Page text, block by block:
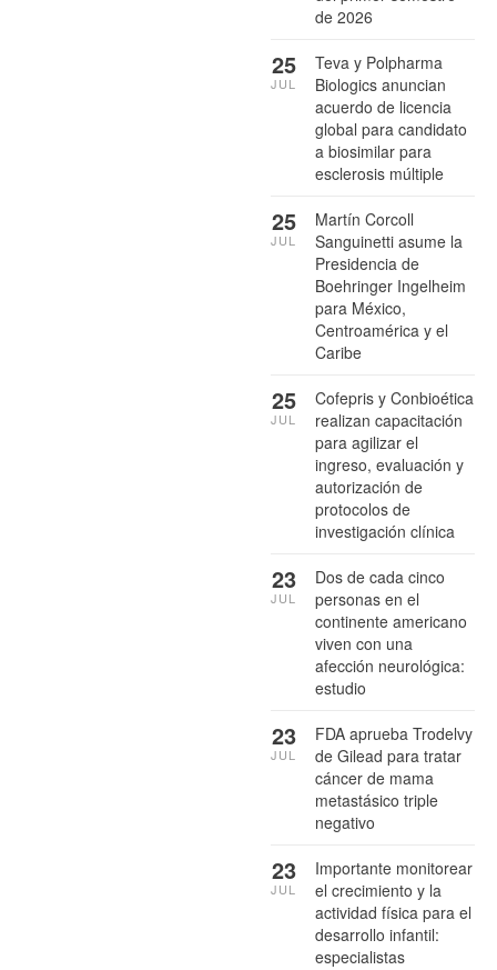
de 2026
Teva y Polpharma
Biologics anuncian
acuerdo de licencia
global para candidato
a biosimilar para
esclerosis múltiple
25
JUL
Martín Corcoll
Sanguinetti asume la
Presidencia de
Boehringer Ingelheim
para México,
Centroamérica y el
Caribe
25
JUL
Cofepris y Conbioética
realizan capacitación
para agilizar el
ingreso, evaluación y
autorización de
protocolos de
investigación clínica
25
JUL
Dos de cada cinco
personas en el
continente americano
viven con una
afección neurológica:
estudio
23
JUL
FDA aprueba Trodelvy
de Gilead para tratar
cáncer de mama
metastásico triple
negativo
23
JUL
Importante monitorear
el crecimiento y la
actividad física para el
desarrollo infantil:
especialistas
23
JUL